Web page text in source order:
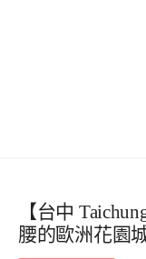
【台中
腰的歐洲花園